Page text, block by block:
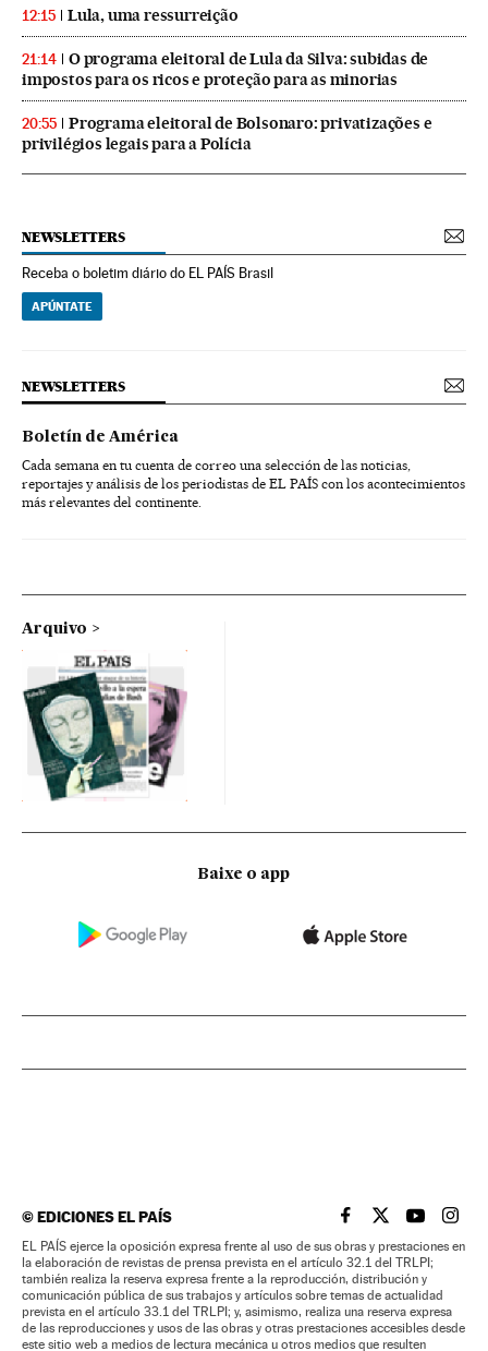
12:15 Lula, uma ressurreição
21:14
O programa eleitoral de Lula da Silva: subidas de
impostos para os ricos e proteção para as minorias
20:55
Programa eleitoral de Bolsonaro: privatizações e
privilégios legais para a Polícia
NEWSLETTERS
Receba o boletim diário do EL PAÍS Brasil
APÚNTATE
NEWSLETTERS
Boletín de América
Cada semana en tu cuenta de correo una selección de las noticias,
reportajes y análisis de los periodistas de EL PAÍS con los acontecimientos
más relevantes del continente.
Arquivo
Baixe o app
©EDICIONES EL PAÍS EL PAÍS BRASIL EN
EL PAÍSEL PAÍS
EL
EL PAÍS ejerce la oposición expresa frente al uso de sus obras y prestaciones en
la elaboración de revistas de prensa prevista en el artículo 32.1 del TRLPI;
también realiza la reserva expresa frente a la reproducción, distribución y
comunicación pública de sus trabajos y artículos sobre temas de actualidad
prevista en el artículo 33.1 del TRLPI; y, asimismo, realiza una reserva expresa
de las reproducciones y usos de las obras y otras prestaciones accesibles desde
este sitio web a medios de lectura mecánica u otros medios que resulten